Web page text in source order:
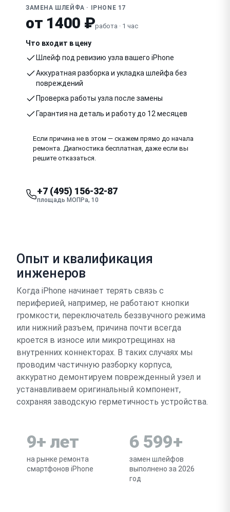
ЗАМЕНА ШЛЕЙФА · IPHONE 17
от 1400 ₽работа · 1 час
Что входит в цену
Шлейф под ревизию узла вашего iPhone
Аккуратная разборка и укладка шлейфа без
повреждений
Проверка работы узла после замены
Гарантия на деталь и работу до 12 месяцев
Если причина не в этом — скажем прямо до начала
ремонта. Диагностика бесплатная, даже если вы
решите отказаться.
+7 (495) 156-32-87
площадь МОПРа, 10
Опыт и квалификация
инженеров
Когда iPhone начинает терять связь с
периферией, например, не работают кнопки
громкости, переключатель беззвучного режима
или нижний разъем, причина почти всегда
кроется в износе или микротрещинах на
внутренних коннекторах. В таких случаях мы
проводим частичную разборку корпуса,
аккуратно демонтируем поврежденный узел и
устанавливаем оригинальный компонент,
сохраняя заводскую герметичность устройства.
9+ лет
на рынке ремонта
смартфонов iPhone
6 599+
замен шлейфов
выполнено за 2026
год